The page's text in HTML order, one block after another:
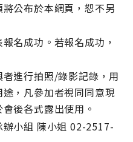
公布於本網頁，恕不另
名成功。若報名成功，
進行拍照/錄影記錄，用
，凡參加者視同同意現
後各式露出使用。
小組 陳小姐 02-2517-